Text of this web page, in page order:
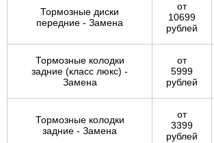
Тормозные диски
передние - Замена
от
10699
рублей
Тормозные колодки
задние (класс люкс) -
Замена
от
5999
рублей
Тормозные колодки
задние - Замена
от
3399
рублей